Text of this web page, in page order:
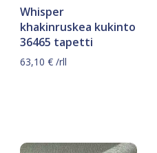
Whisper
khakinruskea kukinto
36465 tapetti
63,10 €/rll